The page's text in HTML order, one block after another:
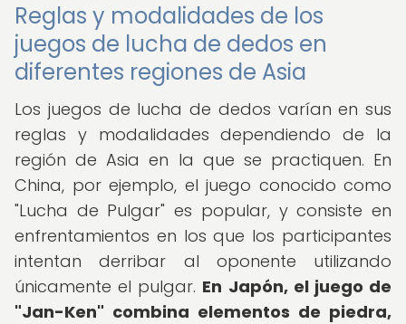
Reglas y modalidades de los
juegos de lucha de dedos en
diferentes regiones de Asia
Los juegos de lucha de dedos varían en sus
reglas y modalidades dependiendo de la
región de Asia en la que se practiquen. En
China, por ejemplo, el juego conocido como
"Lucha de Pulgar" es popular, y consiste en
enfrentamientos en los que los participantes
intentan derribar al oponente utilizando
únicamente el pulgar. En Japón, el juego de
"Jan-Ken" combina elementos de piedra,